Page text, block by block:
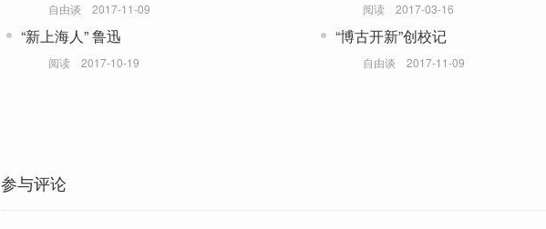
自由谈 2017-11-09 阅读 2017-03-16
“新上海人” 鲁迅
阅读 2017-10-19
“博古开新”创校记
自由谈 2017-11-09
参与评论